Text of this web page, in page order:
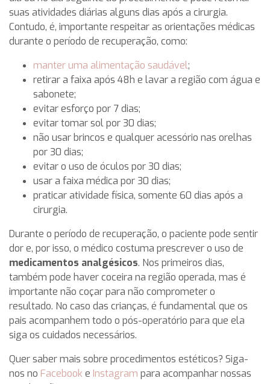
suas atividades diárias alguns dias após a cirurgia.
Contudo, é, importante respeitar as orientações médicas
durante o período de recuperação, como:
manter uma alimentação saudável;
retirar a faixa após 48h e lavar a região com água e
sabonete;
evitar esforço por 7 dias;
evitar tomar sol por 30 dias;
não usar brincos e qualquer acessório nas orelhas
por 30 dias;
evitar o uso de óculos por 30 dias;
usar a faixa médica por 30 dias;
praticar atividade física, somente 60 dias após a
cirurgia.
Durante o período de recuperação, o paciente pode sentir
dor e, por isso, o médico costuma prescrever o uso de
medicamentos analgésicos. Nos primeiros dias,
também pode haver coceira na região operada, mas é
importante não coçar para não comprometer o
resultado. No caso das crianças, é fundamental que os
pais acompanhem todo o pós-operatório para que ela
siga os cuidados necessários.
Quer saber mais sobre procedimentos estéticos? Siga-
nos no Facebook e Instagram para acompanhar nossas